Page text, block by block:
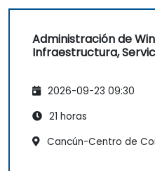
Administración de
Infraestructura,
2026-09-23 09:30
21 horas
Cancún-Centro de